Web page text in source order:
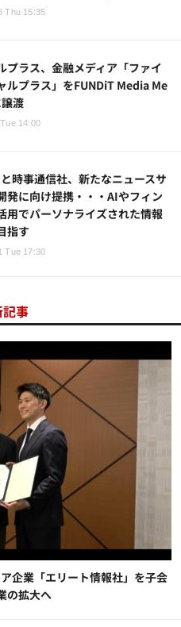
Thu 15:35
プラス、金融メディア「ファイ
ルプラス」をFUNDiT Media Me
渡
14:00
時事通信社、新たなニュースサ
発に向け提携・・・AIやフィン
用でパーソナライズされた情報
指す
Tue 17:30
事
企業「エリート情報社」を子会
の拡大へ